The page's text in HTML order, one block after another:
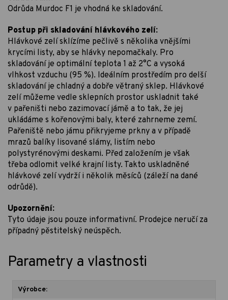
Odrůda Murdoc F1 je vhodná ke skladování.
Postup při skladování hlávkového zelí:
Hlávkové zelí sklízíme pečlivě s několika vnějšími
krycími listy, aby se hlávky nepomačkaly. Pro
skladování je optimální teplota 1 až 2°C a vysoká
vlhkost vzduchu (95 %). Ideálním prostředím pro delší
skladování je chladný a dobře větraný sklep. Hlávkové
zelí můžeme vedle sklepních prostor uskladnit také
v pařeništi nebo zazimovací jámě a to tak, že jej
ukládáme s kořenovými baly, které zahrneme zemí.
Pařeniště nebo jámu přikryjeme prkny a v případě
mrazů balíky lisované slámy, listím nebo
polystyrénovými deskami. Před založením je však
třeba odlomit velké krajní listy. Takto uskladněné
hlávkové zelí vydrží i několik měsíců (záleží na dané
odrůdě).
Upozornění:
Tyto údaje jsou pouze informativní. Prodejce neručí za
případný pěstitelský neúspěch.
Parametry a vlastnosti
Výrobce: